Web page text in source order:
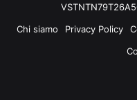
Chi siamo
Privacy Policy